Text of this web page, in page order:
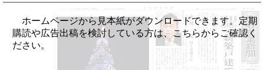
ホームページから見本紙がダウンロードできます。定期
購読や広告出稿を検討している方は、こちらからご確認く
ださい。